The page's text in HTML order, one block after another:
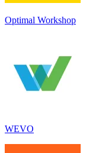
Optimal Workshop
WEVO